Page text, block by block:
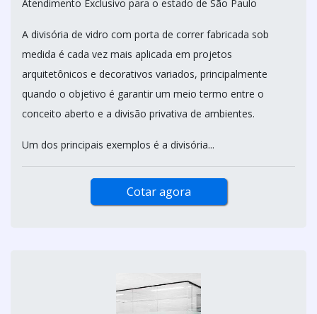
Atendimento Exclusivo para o estado de São Paulo
A divisória de vidro com porta de correr fabricada sob
medida é cada vez mais aplicada em projetos
arquitetônicos e decorativos variados, principalmente
quando o objetivo é garantir um meio termo entre o
conceito aberto e a divisão privativa de ambientes.
Um dos principais exemplos é a divisória...
Cotar agora